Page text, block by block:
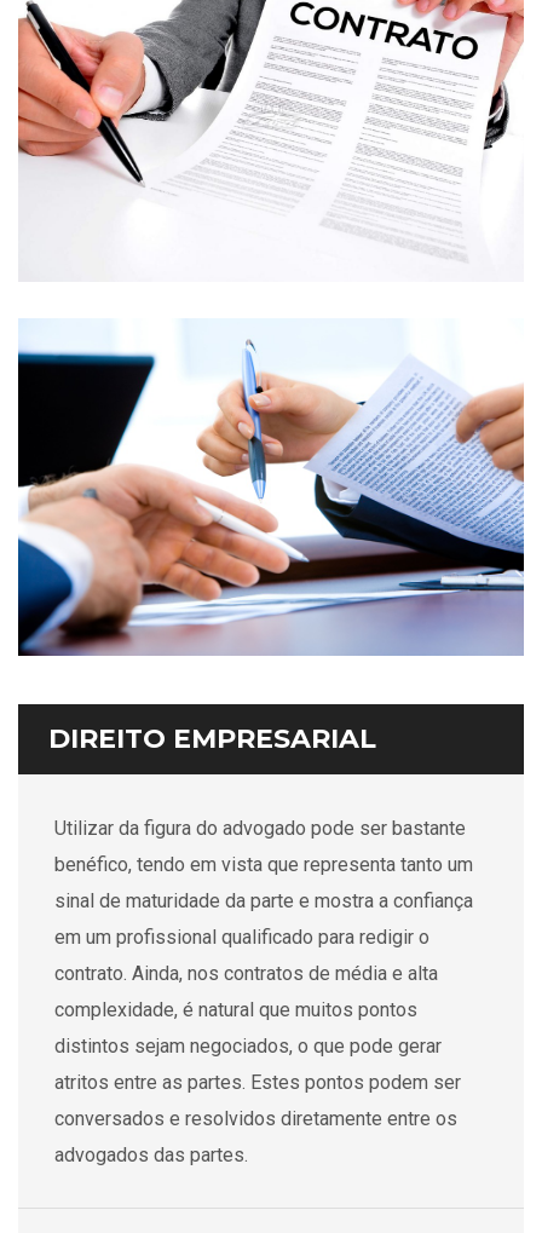
DIREITO EMPRESARIAL
Utilizar da figura do advogado pode ser bastante
benéfico, tendo em vista que representa tanto um
sinal de maturidade da parte e mostra a confiança
em um profissional qualificado para redigir o
contrato. Ainda, nos contratos de média e alta
complexidade, é natural que muitos pontos
distintos sejam negociados, o que pode gerar
atritos entre as partes. Estes pontos podem ser
conversados e resolvidos diretamente entre os
advogados das partes.